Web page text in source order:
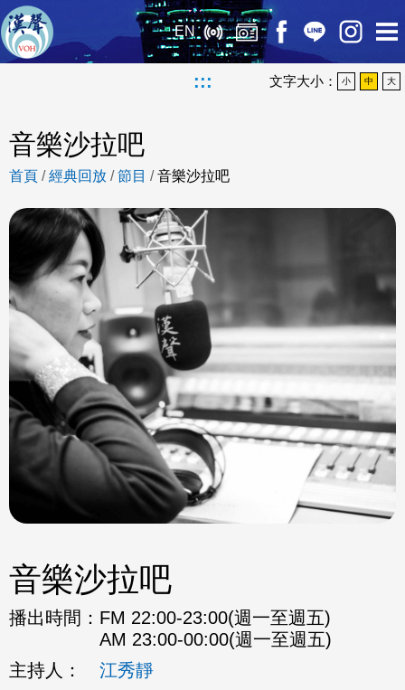
EN
::: 文字大小： 小 中 大
音樂沙拉吧
首頁 /經典回放 /節目 /音樂沙拉吧
音樂沙拉吧
播出時間： FM 22:00-23:00(週一至週五)
AM 23:00-00:00(週一至週五)
主持人：
江秀靜